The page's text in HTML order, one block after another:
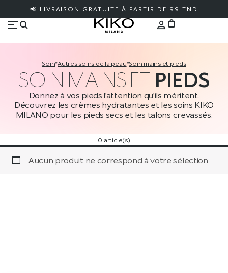
📢 LIVRAISON GRATUITE À PARTIR DE 99 TND
soin* autres soins de la peau* soin mains et pieds
SOIN MAINS ET PIEDS
Donnez à vos pieds l’attention qu’ils méritent.
Découvrez les crèmes hydratantes et les soins KIKO
MILANO pour les pieds secs et les talons crevassés.
0 article(s)
Aucun produit ne correspond à votre sélection.